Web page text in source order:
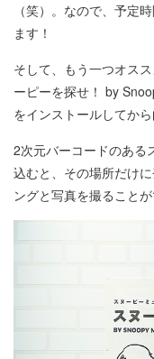
（笑）。なので、予定
ます！
そして、もう一つオス
ーピーを探せ！ by
をインストールしてから
2次元バーコードのある
込むと、その場所だけ
ングと写真を撮ることが